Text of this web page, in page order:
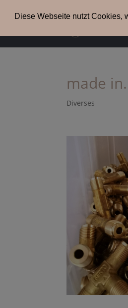
made
Diverses
Diese Webseite nutzt Cookies,